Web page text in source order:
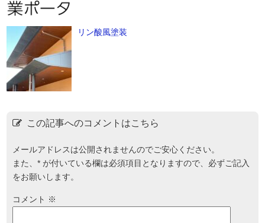
リン酸風塗装
この記事へのコメントはこちら
メールアドレスは公開されませんのでご安心ください。
また、* が付いている欄は必須項目となりますので、必ずご記入
をお願いします。
コメント ※